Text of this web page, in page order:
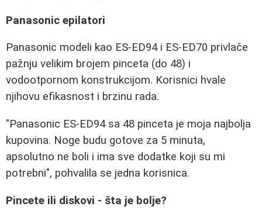
Panasonic epilatori
Panasonic modeli kao ES-ED94 i ES-ED70 privlače
pažnju velikim brojem pinceta (do 48) i
vodootpornom konstrukcijom. Korisnici hvale
njihovu efikasnost i brzinu rada.
"Panasonic ES-ED94 sa 48 pinceta je moja najbolja
kupovina. Noge budu gotove za 5 minuta,
apsolutno ne boli i ima sve dodatke koji su mi
potrebni", pohvalila se jedna korisnica.
Pincete ili diskovi - šta je bolje?